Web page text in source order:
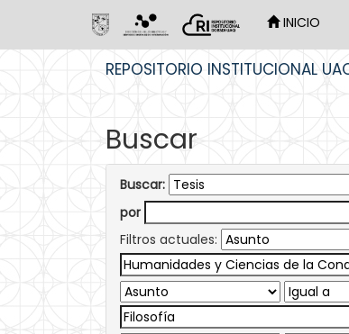
INICIO
REPOSITORIO INSTITUCIONAL
Buscar
Buscar:
por
Filtros actuales: